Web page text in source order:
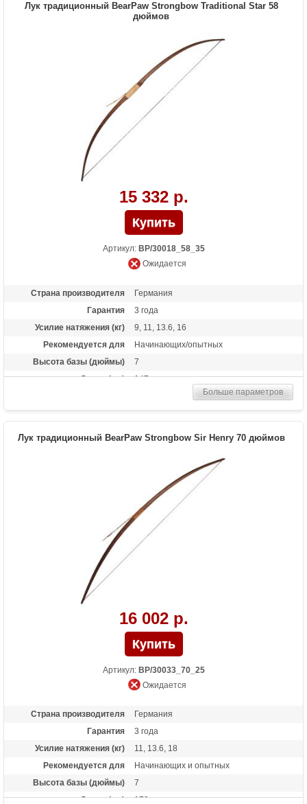
Развлечение
так и для левшей
Лук традиционный BearPaw Strongbow Traditional Star 58
дюймов
15 332 р.
Артикул: BP/30018_58_35
Ожидается
Страна производителя
Германия
Гарантия
3 года
Усилие натяжения (кг)
9, 11, 13.6, 16
Рекомендуется для
Начинающих/опытных
Высота базы (дюймы)
7
Длина (см)
147
метка на тетиву, тетива Traditional Flight
Материалы изделия
дерево Manau
Больше параметров
Лук традиционный BearPaw Strongbow Sir Henry 70 дюймов
16 002 р.
Артикул: BP/30033_70_25
Ожидается
Страна производителя
Германия
Гарантия
3 года
Усилие натяжения (кг)
11, 13.6, 18
Рекомендуется для
Начинающих и опытных
Высота базы (дюймы)
7
Длина (см)
178